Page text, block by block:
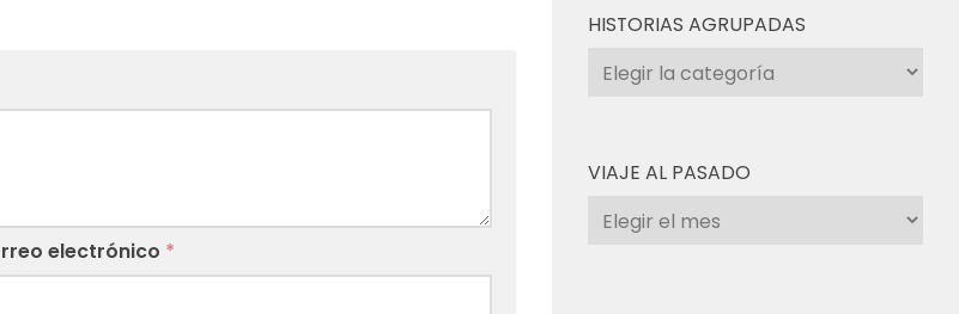
electrónico *
HISTORIAS AGRUPADAS
Historias
agrupadas
VIAJE AL PASADO
Viaje